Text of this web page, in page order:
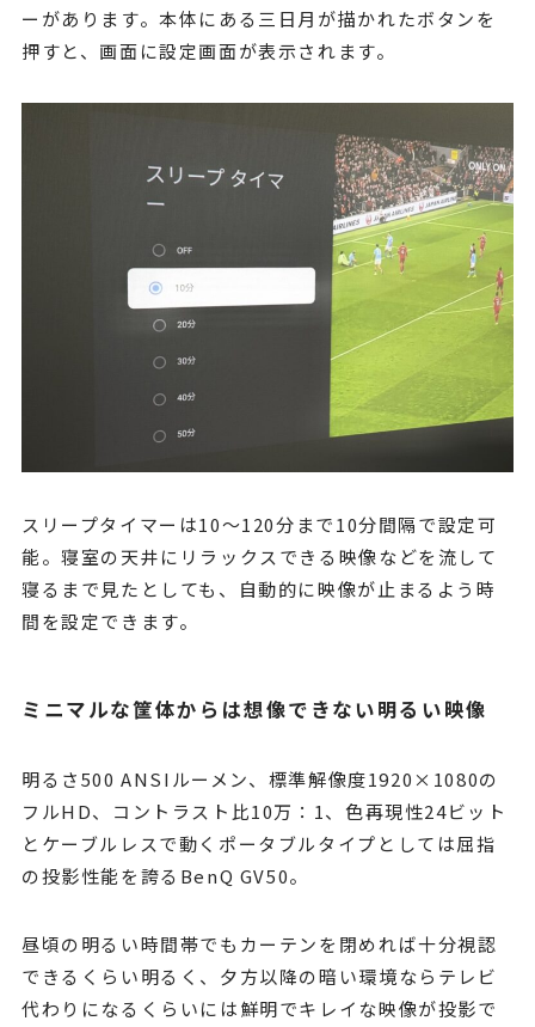
ーがあります。本体にある三日月が描かれたボタンを
押すと、画面に設定画面が表示されます。
スリープタイマーは10～120分まで10分間隔で設定可
能。寝室の天井にリラックスできる映像などを流して
寝るまで見たとしても、自動的に映像が止まるよう時
間を設定できます。
ミニマルな筐体からは想像できない明るい映像
明るさ500 ANSIルーメン、標準解像度1920×1080の
フルHD、コントラスト比10万：1、色再現性24ビット
とケーブルレスで動くポータブルタイプとしては屈指
の投影性能を誇るBenQ GV50。
昼頃の明るい時間帯でもカーテンを閉めれば十分視認
できるくらい明るく、夕方以降の暗い環境ならテレビ
代わりになるくらいには鮮明でキレイな映像が投影で